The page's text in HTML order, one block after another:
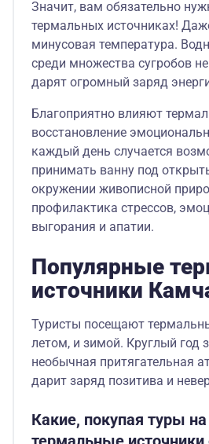
Значит, вам обязательно
термальных источниках!
минусовая температура.
среди множества сугробов
дарят огромный заряд
Благоприятно влияют
восстановление
каждый день случается
принимать ванну под
окружении живописной
профилактика стрессов,
выгорания и апатии.
Популярные
источники
Туристы посещают
летом, и зимой. Круглый год
необычная притягательная
дарит заряд позитива и
Какие, покупая туры